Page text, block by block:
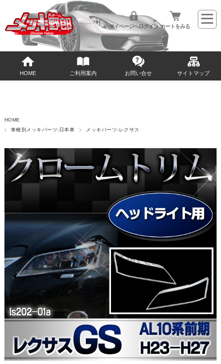
マイページへログイン カートをみる
HOME ご利用案内 お問い合せ サイトマップ
HOME
車種別メッキパーツ-日本車
メッキパーツ-レクサス